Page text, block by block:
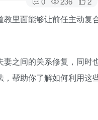
里面能够让前任主动复
之间的关系修复，同时
帮助你了解如何利用这